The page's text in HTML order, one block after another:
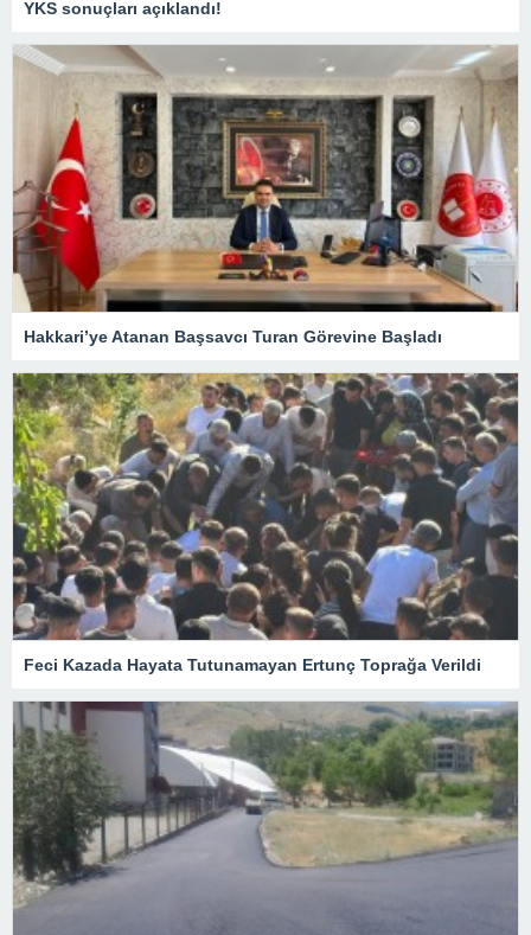
YKS sonuçları açıklandı!
Hakkari’ye Atanan Başsavcı Turan Görevine Başladı
Feci Kazada Hayata Tutunamayan Ertunç Toprağa Verildi